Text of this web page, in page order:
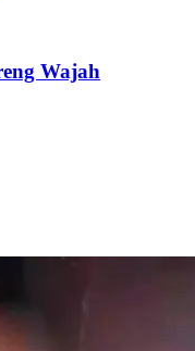
Wajah